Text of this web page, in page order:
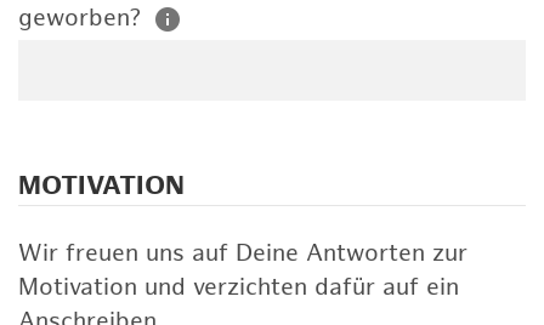
geworben?
MOTIVATION
Wir freuen uns auf Deine Antworten zur
Motivation und verzichten dafür auf ein